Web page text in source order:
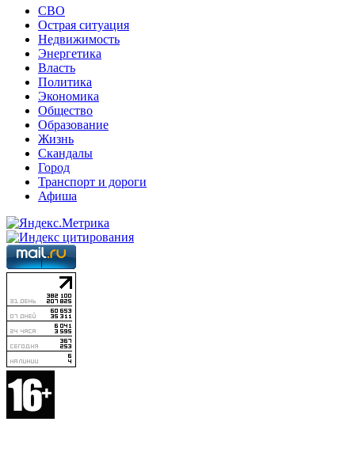
СВО
Острая ситуация
Недвижимость
Энергетика
Власть
Политика
Экономика
Общество
Образование
Жизнь
Скандалы
Город
Транспорт и дороги
Афиша